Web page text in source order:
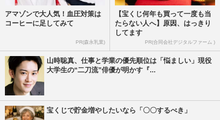
アマゾンで大人気！血圧対策は
コーヒーに足してみて
PR(森永乳業)
【宝くじ何年も買って一度も当
たらない人へ】原因、はっきり
してます
PR(合同会社デジタルファーム )
山時聡真、仕事と学業の優先順位は「悩ましい」現役
大学生の“二刀流”俳優が明かす『...
宝くじで貯金増やしたいなら「〇〇するべき」